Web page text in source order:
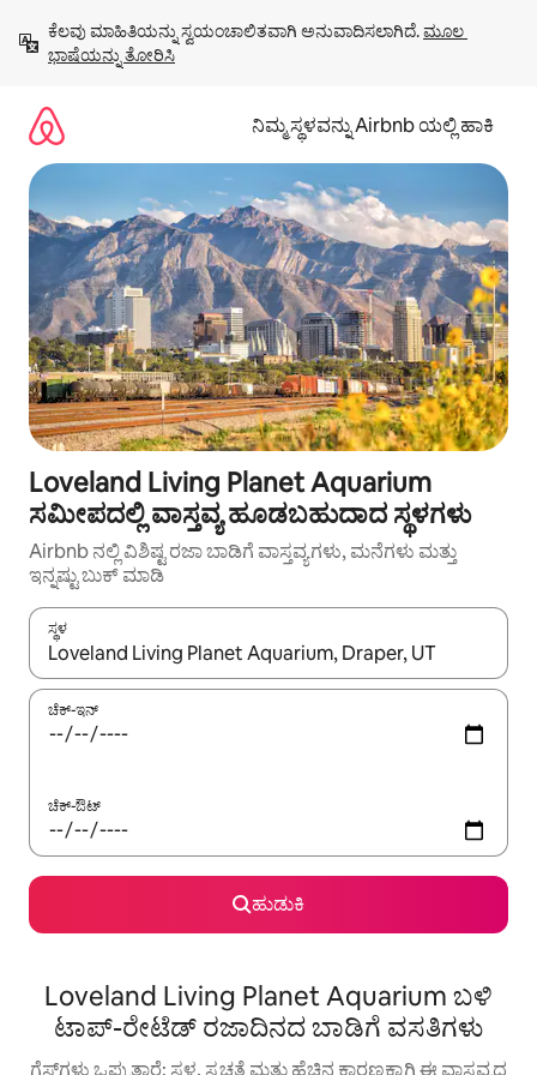
ಹೋಗಿ
ಕೆಲವು ಮಾಹಿತಿಯನ್ನು ಸ್ವಯಂಚಾಲಿತವಾಗಿ ಅನುವಾದಿಸಲಾಗಿದೆ. ಮೂಲ
ಭಾಷೆಯನ್ನು ತೋರಿಸಿ
ನಿಮ್ಮ ಸ್ಥಳವನ್ನು Airbnb ಯಲ್ಲಿ ಹಾಕಿ
Loveland Living Planet Aquarium
ಸಮೀಪದಲ್ಲಿ ವಾಸ್ತವ್ಯ ಹೂಡಬಹುದಾದ ಸ್ಥಳಗಳು
Airbnb ನಲ್ಲಿ ವಿಶಿಷ್ಟ ರಜಾ ಬಾಡಿಗೆ ವಾಸ್ತವ್ಯಗಳು, ಮನೆಗಳು ಮತ್ತು
ಇನ್ನಷ್ಟು ಬುಕ್ ಮಾಡಿ
ಸ್ಥಳ
ಫಲಿತಾಂಶಗಳು ಲಭ್ಯವಿರುವಾಗ, ಅಪ್ ಮತ್ತು ಡೌನ್ ಬಾಣದ ಕೀಲಿಗಳೊಂದಿಗೆ
ಚೆಕ್-ಇನ್
ಚೆಕ್-ಔಟ್
ಹುಡುಕಿ
Loveland Living Planet Aquarium ಬಳಿ
ಟಾಪ್-ರೇಟೆಡ್ ರಜಾದಿನದ ಬಾಡಿಗೆ ವಸತಿಗಳು
ಗೆಸ್ಟ್‌ಗಳು ಒಪ್ಪುತ್ತಾರೆ: ಸ್ಥಳ, ಸ್ವಚ್ಛತೆ ಮತ್ತು ಹೆಚ್ಚಿನ ಕಾರಣಕ್ಕಾಗಿ ಈ ವಾಸ್ತವ್ಯದ